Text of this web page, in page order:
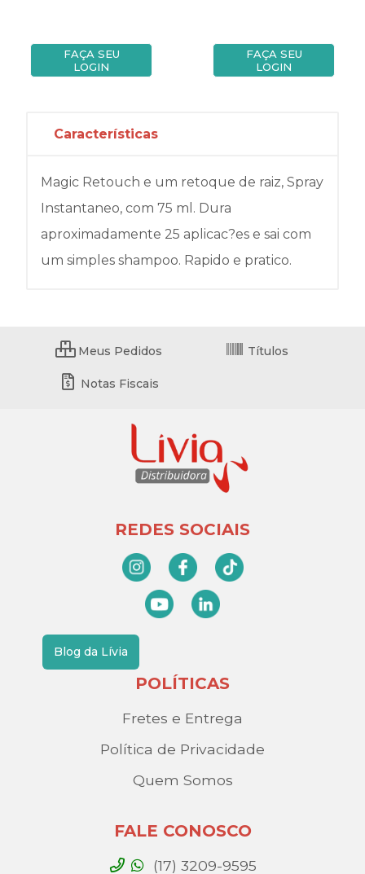
FAÇA SEU
LOGIN
FAÇA SEU
LOGIN
Características
Magic Retouch e um retoque de raiz, Spray
Instantaneo, com 75 ml. Dura
aproximadamente 25 aplicac?es e sai com
um simples shampoo. Rapido e pratico.
Meus Pedidos Títulos
Notas Fiscais
REDES SOCIAIS
Blog da Lívia
POLÍTICAS
Fretes e Entrega
Política de Privacidade
Quem Somos
FALE CONOSCO
(17) 3209-9595